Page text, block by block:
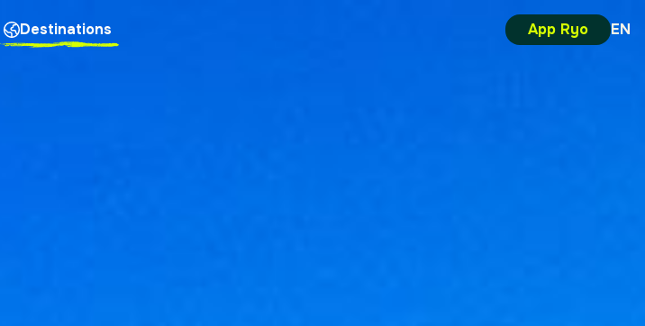
Destinations App Ryo EN